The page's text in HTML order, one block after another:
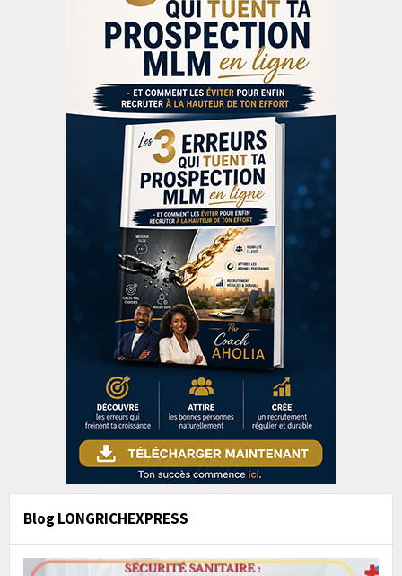
Blog LONGRICHEXPRESS